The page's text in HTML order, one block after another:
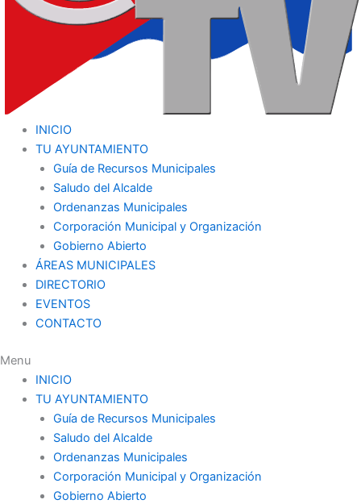
INICIO
TU AYUNTAMIENTO
Guía de Recursos Municipales
Saludo del Alcalde
Ordenanzas Municipales
Corporación Municipal y Organización
Gobierno Abierto
ÁREAS MUNICIPALES
DIRECTORIO
EVENTOS
CONTACTO
Menu
INICIO
TU AYUNTAMIENTO
Guía de Recursos Municipales
Saludo del Alcalde
Ordenanzas Municipales
Corporación Municipal y Organización
Gobierno Abierto